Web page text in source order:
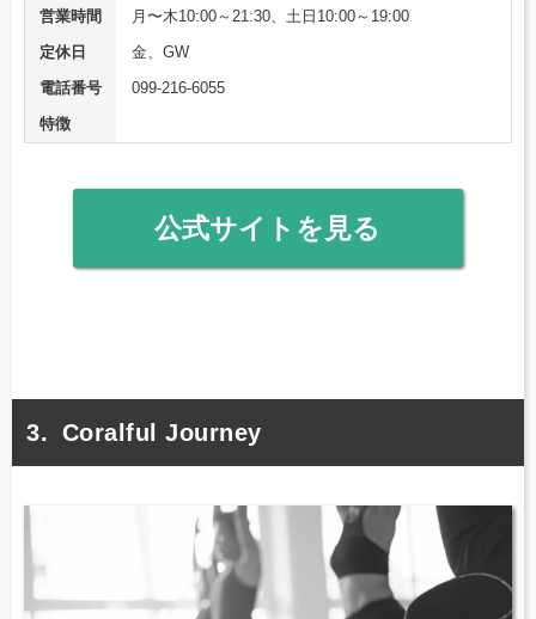
営業時間
月〜木10:00～21:30、土日10:00～19:00
定休日
金、GW
電話番号
099-216-6055
特徴
公式サイトを見る
Coralful Journey